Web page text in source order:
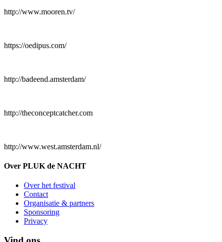
http://www.mooren.tv/
https://oedipus.com/
http://badeend.amsterdam/
http://theconceptcatcher.com
http://www.west.amsterdam.nl/
Over PLUK de NACHT
Over het festival
Contact
Organisatie & partners
Sponsoring
Privacy